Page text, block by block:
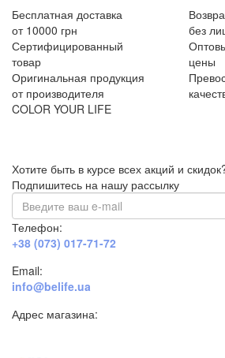
Бесплатная доставка
от 10000 грн
без
Сертифицированный
товар
цены
Оригинальная продукция
от производителя
COLOR YOUR LIFE
Хотите быть в курсе всех акций и
Подпишитесь на нашу рассылку
Телефон:
+38 (073) 017-71-72
Email:
info@belife.ua
Адрес магазина: